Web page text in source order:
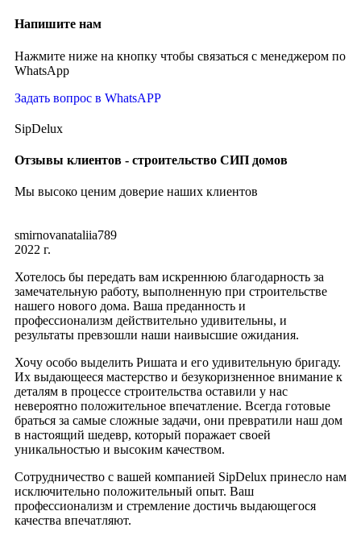
Напишите нам
Нажмите ниже на кнопку чтобы связаться с менеджером по
WhatsApp
Задать вопрос в WhatsAPP
SipDelux
Отзывы клиентов - строительство СИП домов
Мы высоко ценим доверие наших клиентов
smirnovanataliia789
2022 г.
Хотелось бы передать вам искреннюю благодарность за
замечательную работу, выполненную при строительстве
нашего нового дома. Ваша преданность и
профессионализм действительно удивительны, и
результаты превзошли наши наивысшие ожидания.
Хочу особо выделить Ришата и его удивительную бригаду.
Их выдающееся мастерство и безукоризненное внимание к
деталям в процессе строительства оставили у нас
невероятно положительное впечатление. Всегда готовые
браться за самые сложные задачи, они превратили наш дом
в настоящий шедевр, который поражает своей
уникальностью и высоким качеством.
Сотрудничество с вашей компанией SipDelux принесло нам
исключительно положительный опыт. Ваш
профессионализм и стремление достичь выдающегося
качества впечатляют.